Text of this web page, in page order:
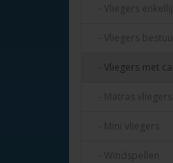
- Vliegers
- Vliegers
- Vliegers met
- Matras vliegers
- Mini vliegers
- Windspellen